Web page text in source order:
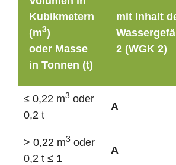
Kubikmetern
(m3)
oder Masse
in Tonnen (t)
mit Inhalt
2 (WGK 2)
≤ 0,22 m3 oder
0,2 t
A
> 0,22 m3 oder
0,2 t ≤ 1
A